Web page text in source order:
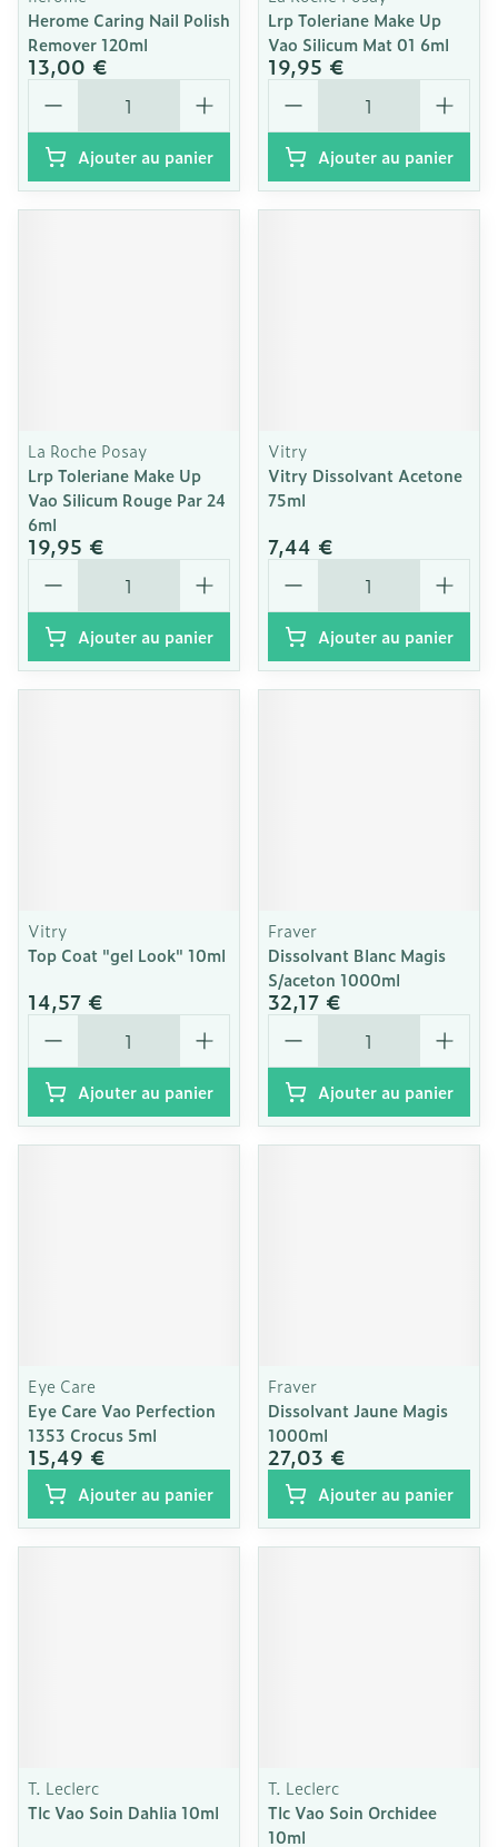
Herome Caring Nail Polish
Remover 120ml
13,00 €
Quantité
Ajouter au panier
Lrp Toleriane Make Up
Vao Silicum Mat 01 6ml
19,95 €
Quantité
Ajouter au panier
La Roche Posay
Lrp Toleriane Make Up
Vao Silicum Rouge Par 24
6ml
19,95 €
Quantité
Ajouter au panier
Vitry
Vitry Dissolvant Acetone
75ml
7,44 €
Quantité
Ajouter au panier
Vitry
Top Coat "gel Look" 10ml
14,57 €
Quantité
Ajouter au panier
Fraver
Dissolvant Blanc Magis
S/aceton 1000ml
32,17 €
Quantité
Ajouter au panier
Eye Care
Eye Care Vao Perfection
1353 Crocus 5ml
15,49 €
Ajouter au panier
Fraver
Dissolvant Jaune Magis
1000ml
27,03 €
Ajouter au panier
T. Leclerc
Tlc Vao Soin Dahlia 10ml
T. Leclerc
Tlc Vao Soin Orchidee
10ml